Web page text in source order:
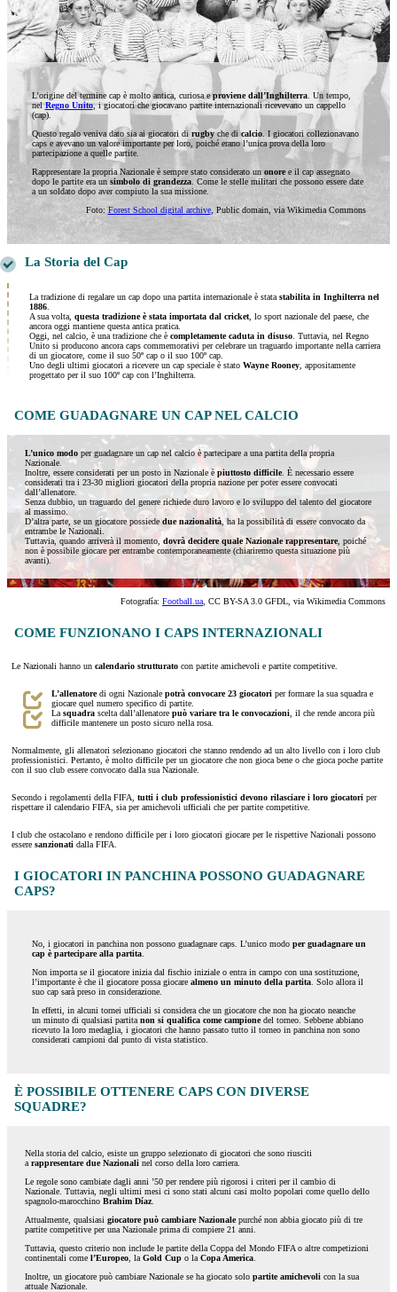
L’origine del termine cap è molto antica, curiosa eproviene dall’Inghilterra. Un tempo,
nelRegno Unito, i giocatori che giocavano partite internazionali ricevevano un cappello
(cap).
Questo regalo veniva dato sia ai giocatori di rugbyche dicalcio. I giocatori collezionavano
caps e avevano un valore importante per loro, poiché erano l’unica prova della loro
partecipazione a quelle partite.
Rappresentare la propria Nazionale è sempre stato considerato un onoree il cap assegnato
dopo le partite era un simbolo di grandezza. Come le stelle militari che possono essere date
a un soldato dopo aver compiuto la sua missione.
Foto: Forest School digital archive, Public domain, via Wikimedia Commons
La Storia del Cap
La tradizione di regalare un cap dopo una partita internazionale è stata stabilita in Inghilterra nel
1886
A sua volta, questa tradizione è stata importata dal cricket , lo sport nazionale del paese, che
ancora oggi mantiene questa antica pratica.
Oggi, nel calcio, è una tradizione che è completamente caduta in disuso . Tuttavia, nel Regno
Unito si producono ancora caps commemorativi per celebrare un traguardo importante nella carriera
di un giocatore, come il suo 50º cap o il suo 100º cap.
Uno degli ultimi giocatori a ricevere un cap speciale è stato Wayne Rooney , appositamente
progettato per il suo 100º cap con l’Inghilterra.
COME GUADAGNARE UN CAP NEL CALCIO
L’unico modo per guadagnare un cap nel calcio è partecipare a una partita della propria
Nazionale.
Inoltre, essere considerati per un posto in Nazionale è piuttosto difficile. È necessario essere
considerati tra i 23-30 migliori giocatori della propria nazione per poter essere convocati
dall’allenatore.
Senza dubbio, un traguardo del genere richiede duro lavoro e lo sviluppo del talento del giocatore
al massimo.
D’altra parte, se un giocatore possiede due nazionalità , ha la possibilità di essere convocato da
entrambe le Nazionali.
Tuttavia, quando arriverà il momento, dovrà decidere quale Nazionale rappresentare, poiché
non è possibile giocare per entrambe contemporaneamente (chiariremo questa situazione più
avanti).
Fotografía: Football.ua , CC BY-SA 3.0 GFDL, via Wikimedia Commons
COME FUNZIONANO I CAPS INTERNAZIONALI
Le Nazionali hanno un calendario strutturato con partite amichevoli e partite competitive.
L’allenatoredi ogni Nazionale potrà convocare 23 giocatori per formare la sua squadra e
giocare quel numero specifico di partite.
La squadra scelta dall’allenatore può variare tra le convocazioni , il che rende ancora più
difficile mantenere un posto sicuro nella rosa.
Normalmente, gli allenatori selezionano giocatori che stanno rendendo ad un alto livello con i loro club
professionistici. Pertanto, è molto difficile per un giocatore che non gioca bene o che gioca poche partite
con il suo club essere convocato dalla sua Nazionale.
Secondo i regolamenti della FIFA, tutti i club professionistici devono rilasciare i loro giocatori per
rispettare il calendario FIFA, sia per amichevoli ufficiali che per partite competitive.
I club che ostacolano e rendono difficile per i loro giocatori giocare per le rispettive Nazionali possono
essere sanzionati dalla FIFA.
I GIOCATORI IN PANCHINA POSSONO GUADAGNARE
CAPS?
No, i giocatori in panchina non possono guadagnare caps. L’unico modo per guadagnare un
cap è partecipare alla partita.
Non importa se il giocatore inizia dal fischio iniziale o entra in campo con una sostituzione,
l’importante è che il giocatore possa giocare almeno un minuto della partita. Solo allora il
suo cap sarà preso in considerazione.
In effetti, in alcuni tornei ufficiali si considera che un giocatore che non ha giocato neanche
un minuto di qualsiasi partita non si qualifica come campionedel torneo. Sebbene abbiano
ricevuto la loro medaglia, i giocatori che hanno passato tutto il torneo in panchina non sono
considerati campioni dal punto di vista statistico.
È POSSIBILE OTTENERE CAPS CON DIVERSE
SQUADRE?
Nella storia del calcio, esiste un gruppo selezionato di giocatori che sono riusciti
a rappresentare due Nazionali nel corso della loro carriera.
Le regole sono cambiate dagli anni ’50 per rendere più rigorosi i criteri per il cambio di
Nazionale. Tuttavia, negli ultimi mesi ci sono stati alcuni casi molto popolari come quello dello
spagnolo-marocchino Brahim Díaz.
Attualmente, qualsiasi giocatore può cambiare Nazionalepurché non abbia giocato più di tre
partite competitive per una Nazionale prima di compiere 21 anni.
Tuttavia, questo criterio non include le partite della Coppa del Mondo FIFA o altre competizioni
continentali come l’Europeo , la Gold Cup o la Copa America
Inoltre, un giocatore può cambiare Nazionale se ha giocato solo partite amichevoli con la sua
attuale Nazionale.